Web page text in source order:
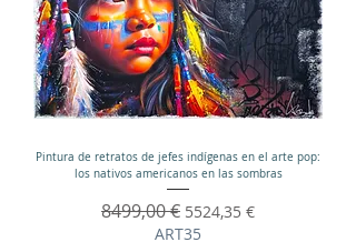
Pintura de retratos de jefes indígenas en el arte pop:
los nativos americanos en las sombras
Precio
8499,00 € Precio de oferta
5524,35 €
ART35